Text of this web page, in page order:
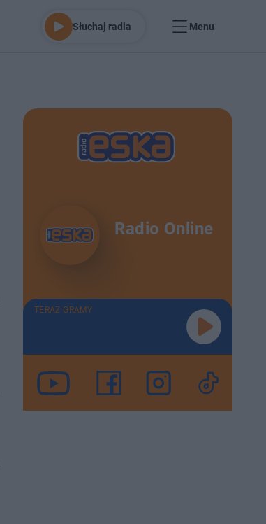
Słuchaj radia Menu
Radio Online
TERAZ GRAMY